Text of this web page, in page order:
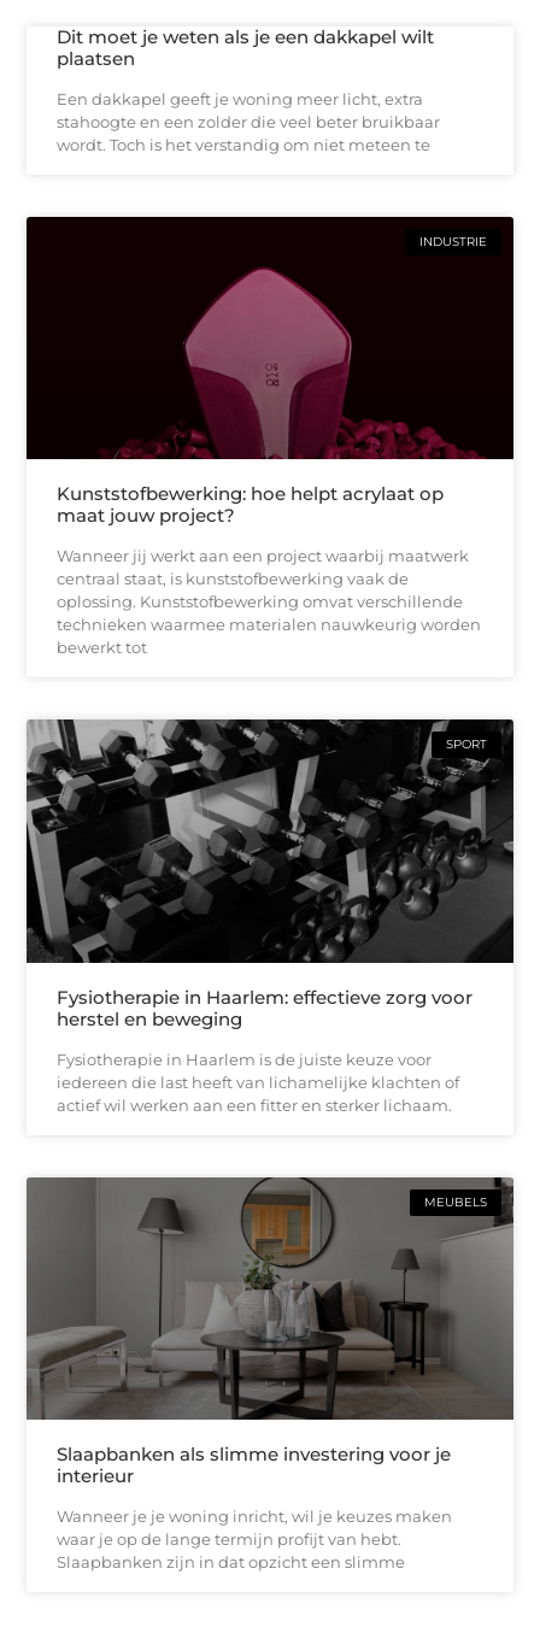
Dit moet je weten als je een dakkapel wilt
plaatsen
Een dakkapel geeft je woning meer licht, extra
stahoogte en een zolder die veel beter bruikbaar
wordt. Toch is het verstandig om niet meteen te
INDUSTRIE
Kunststofbewerking: hoe helpt acrylaat op
maat jouw project?
Wanneer jij werkt aan een project waarbij maatwerk
centraal staat, is kunststofbewerking vaak de
oplossing. Kunststofbewerking omvat verschillende
technieken waarmee materialen nauwkeurig worden
bewerkt tot
SPORT
Fysiotherapie in Haarlem: effectieve zorg voor
herstel en beweging
Fysiotherapie in Haarlem is de juiste keuze voor
iedereen die last heeft van lichamelijke klachten of
actief wil werken aan een fitter en sterker lichaam.
MEUBELS
Slaapbanken als slimme investering voor je
interieur
Wanneer je je woning inricht, wil je keuzes maken
waar je op de lange termijn profijt van hebt.
Slaapbanken zijn in dat opzicht een slimme